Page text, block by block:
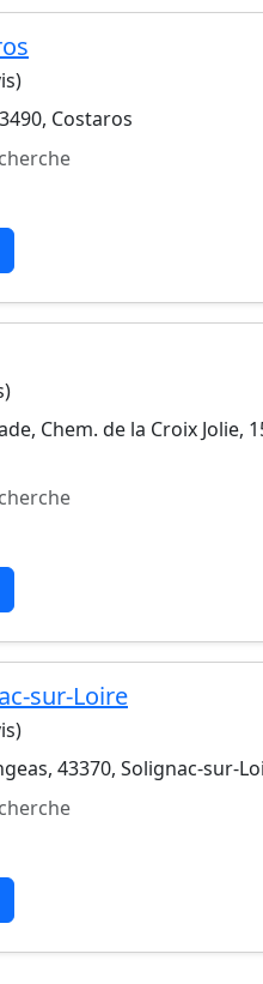
Costaros
Chem. de la Croix Jolie,
sur-Loire
43370, Solignac-sur-